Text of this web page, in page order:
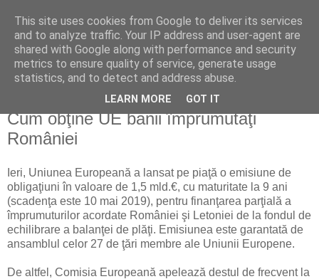
Reflecţii economice
blog de reflecţii, informaţii şi opinii economice
miercuri, 3 martie 2010
Cum obţine UE banii împrumutaţi
României
Ieri, Uniunea Europeană a lansat pe piaţă o emisiune de
obligaţiuni în valoare de 1,5 mld.€, cu maturitate la 9 ani
(scadenţa este 10 mai 2019), pentru finanţarea parţială a
împrumuturilor acordate României şi Letoniei de la fondul de
echilibrare a balanţei de plăţi. Emisiunea este garantată de
ansamblul celor 27 de ţări membre ale Uniunii Europene.
De altfel, Comisia Europeană apelează destul de frecvent la
This site uses cookies from Google to deliver its services
and to analyze traffic. Your IP address and user-agent are
shared with Google along with performance and security
metrics to ensure quality of service, generate usage
statistics, and to detect and address abuse.
LEARN MORE GOT IT